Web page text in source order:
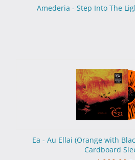
Amederia - Step Into The
Ea - Au Ellai (Orange with
Cardboard